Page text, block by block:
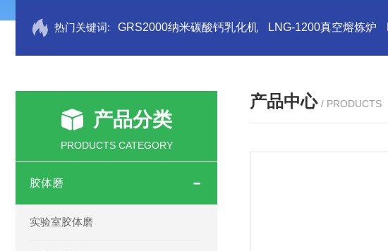
热门关键词: GRS2000纳米碳酸钙乳化机 LNG-1200真空熔炼炉
产品分类
PRODUCTS CATEGORY
胶体磨
实验室胶体磨
产品中心 / PRODUCTS